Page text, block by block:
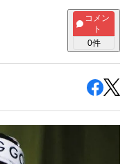
コメン
ト
0件